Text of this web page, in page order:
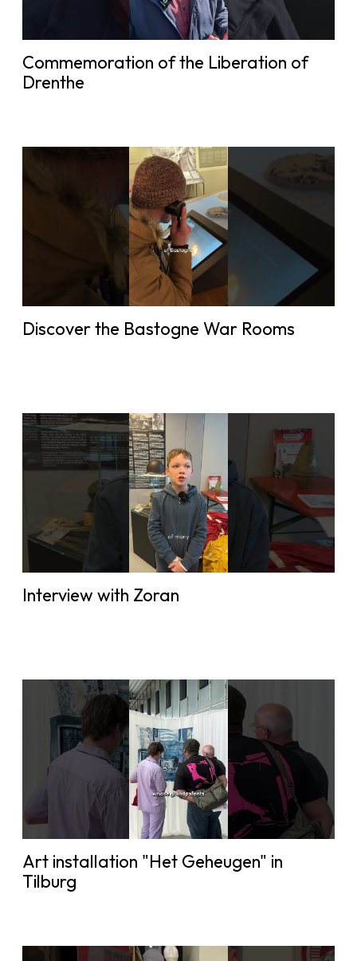
Commemoration of the Liberation of
Drenthe
Discover the Bastogne War Rooms
Interview with Zoran
Art installation "Het Geheugen" in
Tilburg